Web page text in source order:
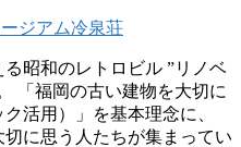
昭和のレトロビル ”リノベ
「福岡の古い建物を大切に
活用）」を基本理念に、
切に思う人たちが集まってい